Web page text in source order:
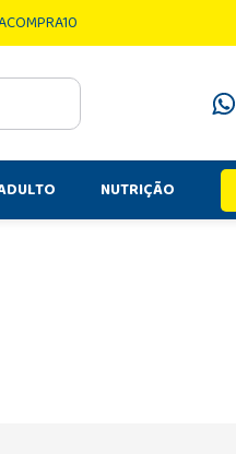
NUTRIÇÃO